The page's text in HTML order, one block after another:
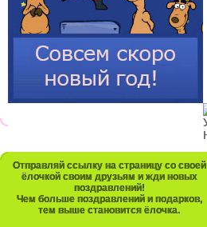
Отправляй ссылку на страницу со своей
ёлочкой своим друзьям и жди новых
поздравлений!
Чем больше поздравлений и подарков,
тем выше становится ёлочка.